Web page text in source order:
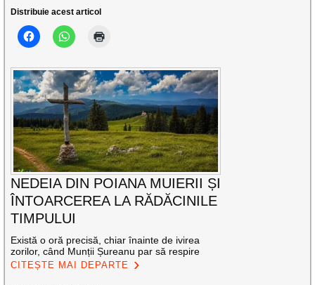
Distribuie acest articol
NEDEIA DIN POIANA MUIERII ȘI
ÎNTOARCEREA LA RĂDĂCINILE
TIMPULUI
Există o oră precisă, chiar înainte de ivirea
zorilor, când Munții Șureanu par să respire
CITEȘTE MAI DEPARTE